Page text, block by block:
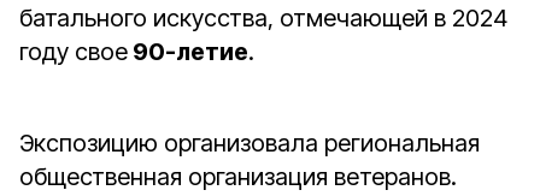
батального искусства, отмечающей в 2024
году свое 90-летие.
Экспозицию организовала региональная
общественная организация ветеранов.